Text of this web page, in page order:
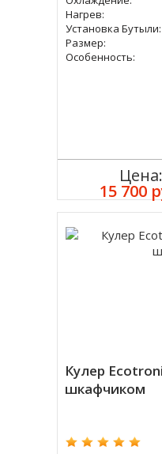
Нагрев:
Установка Бутыли:
Размер:
Особенность:
Цена:
15 700
Кулер
шкафчиком